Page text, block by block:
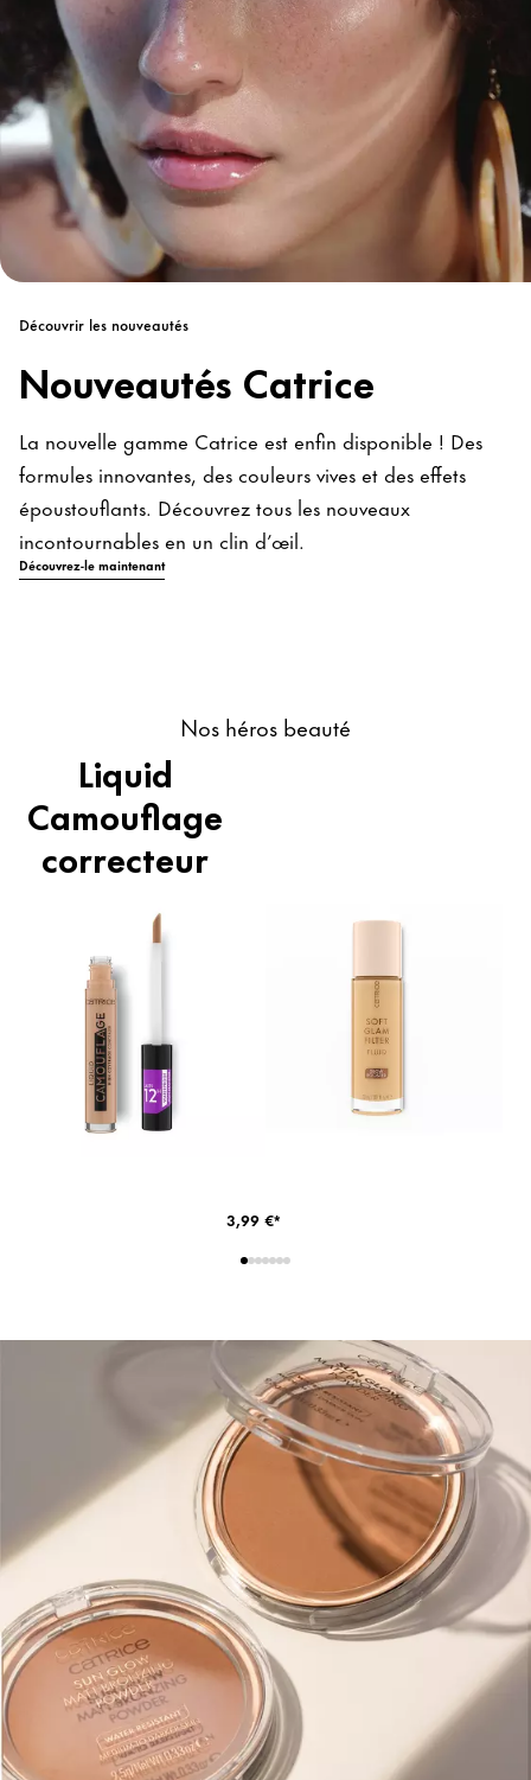
Découvrir les nouveautés
Nouveautés Catrice
La nouvelle gamme Catrice est enfin disponible ! Des
formules innovantes, des couleurs vives et des effets
époustouflants. Découvrez tous les nouveaux
incontournables en un clin d’œil.
Découvrez-le maintenant
Nos héros beauté
Liquid
Camouflage
correcteur
haute
couvrance
3,99 €*